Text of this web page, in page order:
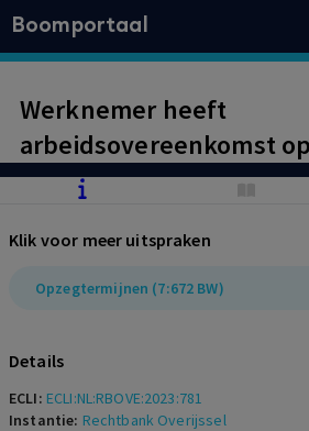
Boomportaal
Werknemer heeft
arbeidsovereenkomst op
onregelmatige wijze
verschuldigd aan
hoogte van een
Klik voor meer uitspraken
Opzegtermijnen (7:672 BW)
Details
ECLI: ECLI:NL:RBOVE:2023:781
Instantie: Rechtbank Overijssel